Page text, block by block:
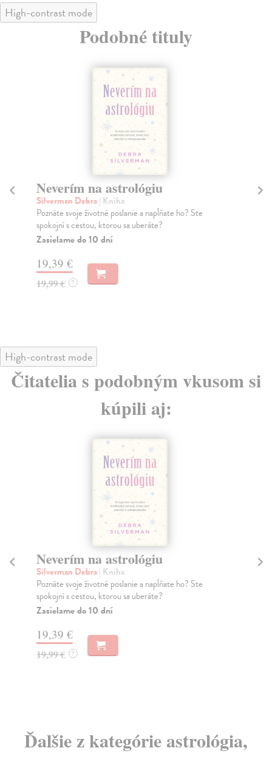
High-contrast mode
Podobné tituly
Neverím na astrológiu
Silverman Debra| Kniha
Poznáte svoje životné poslanie a napĺňate ho? Ste
spokojní s cestou, ktorou sa uberáte?
Zasielame do 10 dní
19,39 €
19,99 € ?
High-contrast mode
Čitatelia s podobným vkusom si
kúpili aj:
Neverím na astrológiu
Silverman Debra| Kniha
Poznáte svoje životné poslanie a napĺňate ho? Ste
spokojní s cestou, ktorou sa uberáte?
Zasielame do 10 dní
19,39 €
19,99 € ?
Ďalšie z kategórie astrológia,